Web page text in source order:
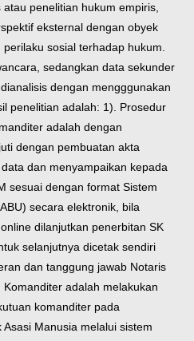
penelitian hukum empiris,
eksternal dengan obyek
sosial terhadap hukum.
sedangkan data sekunder
dengan mengggunakan
penelitian adalah: 1). Prosedur
adalah dengan
dengan pembuatan akta
dan menyampaikan kepada
sesuai dengan format Sistem
secara elektronik, bila
dilanjutkan penerbitan SK
selanjutnya dicetak sendiri
dan tanggung jawab Notaris
adalah melakukan
komanditer pada
Manusia melalui sistem